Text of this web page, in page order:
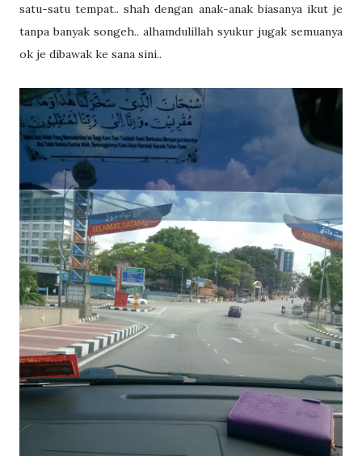
satu-satu tempat.. shah dengan anak-anak biasanya ikut je
tanpa banyak songeh.. alhamdulillah syukur jugak semuanya
ok je dibawak ke sana sini..